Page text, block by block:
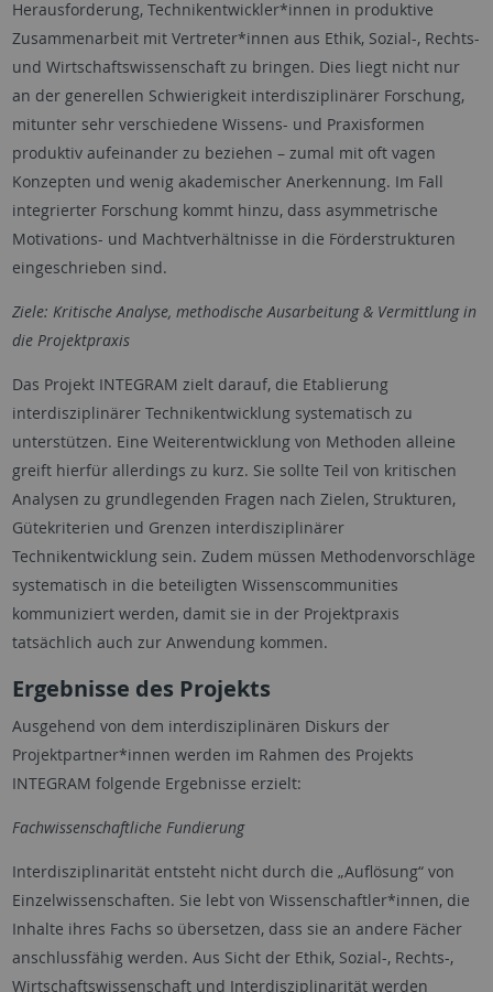
Herausforderung, Technikentwickler*innen in produktive
Zusammenarbeit mit Vertreter*innen aus Ethik, Sozial-, Rechts-
und Wirtschaftswissenschaft zu bringen. Dies liegt nicht nur
an der generellen Schwierigkeit interdisziplinärer Forschung,
mitunter sehr verschiedene Wissens- und Praxisformen
produktiv aufeinander zu beziehen – zumal mit oft vagen
Konzepten und wenig akademischer Anerkennung. Im Fall
integrierter Forschung kommt hinzu, dass asymmetrische
Motivations- und Machtverhältnisse in die Förderstrukturen
eingeschrieben sind.
Ziele: Kritische Analyse, methodische Ausarbeitung & Vermittlung in
die Projektpraxis
Das Projekt INTEGRAM zielt darauf, die Etablierung
interdisziplinärer Technikentwicklung systematisch zu
unterstützen. Eine Weiterentwicklung von Methoden alleine
greift hierfür allerdings zu kurz. Sie sollte Teil von kritischen
Analysen zu grundlegenden Fragen nach Zielen, Strukturen,
Gütekriterien und Grenzen interdisziplinärer
Technikentwicklung sein. Zudem müssen Methodenvorschläge
systematisch in die beteiligten Wissenscommunities
kommuniziert werden, damit sie in der Projektpraxis
tatsächlich auch zur Anwendung kommen.
Ergebnisse des Projekts
Ausgehend von dem interdisziplinären Diskurs der
Projektpartner*innen werden im Rahmen des Projekts
INTEGRAM folgende Ergebnisse erzielt:
Fachwissenschaftliche Fundierung
Interdisziplinarität entsteht nicht durch die „Auflösung“ von
Einzelwissenschaften. Sie lebt von Wissenschaftler*innen, die
Inhalte ihres Fachs so übersetzen, dass sie an andere Fächer
anschlussfähig werden. Aus Sicht der Ethik, Sozial-, Rechts-,
Wirtschaftswissenschaft und Interdisziplinarität werden